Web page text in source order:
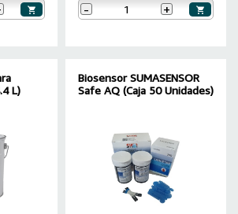
- +
L)
Biosensor SUMASENSOR
Safe AQ (Caja 50 Unidades)